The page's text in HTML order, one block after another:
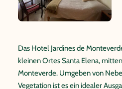
Das Hotel Jardines de
kleinen Ortes Santa Elena,
Monteverde. Umgeben von
Vegetation ist es ein idealer